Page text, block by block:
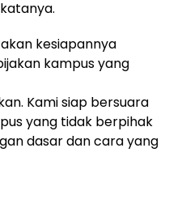
kesiapannya
kampus yang
Kami siap bersuara
yang tidak berpihak
dasar dan cara yang